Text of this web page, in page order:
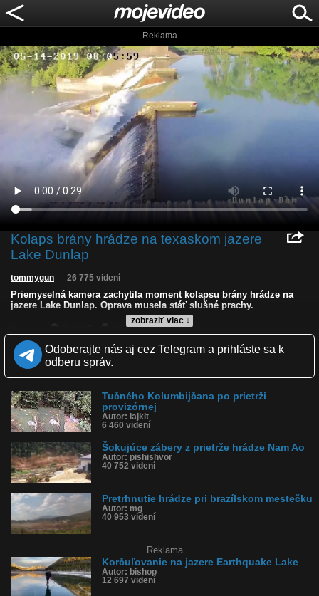
Reklama
Kolaps brány hrádze na texaskom jazere
Lake Dunlap
zobraziť viac ↓
tommygun 26 775 videní
Priemyselná kamera zachytila moment kolapsu brány hrádze na
jazere Lake Dunlap. Oprava musela stáť slušné prachy.
HD NQ
LQ
Zverejnené: 18.5.2019 17:03
Páči sa: 97% (36 hlasov)
Obľúbené: 15
Komentárov: 41
Kategória: cestovanie
Tagy: hrádza, prietrž hrádze, pretrhnutá hrádza
História sledovanosti videa:
Odoberajte nás aj cez Telegram a prihláste sa k
odberu správ.
Tučného Kolumbijčana po prietrži
provizórnej
Autor: lajkit
6 460 videní
Šokujúce zábery z prietrže hrádze Nam Ao
Autor: pishishvor
40 752 videní
Pretrhnutie hrádze pri brazílskom mestečku
Autor: mg
40 953 videní
Reklama
Korčuľovanie na jazere Earthquake Lake
Autor: bishop
12 697 videní